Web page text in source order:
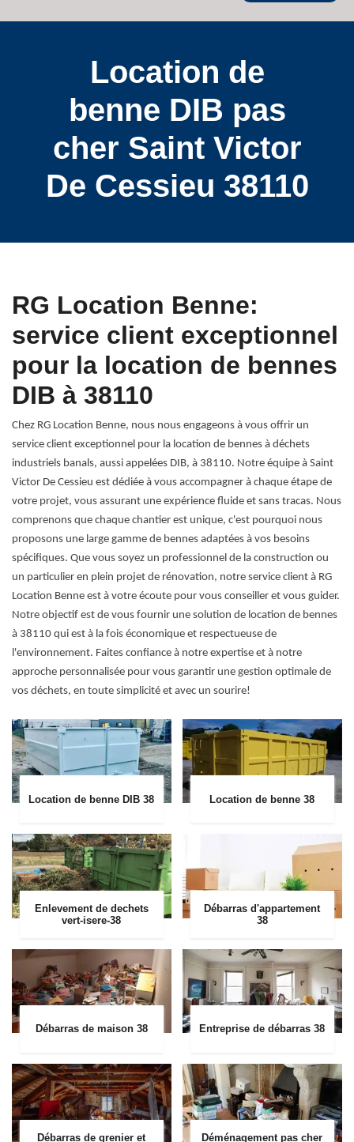
Location de
benne DIB pas
cher Saint Victor
De Cessieu 38110
RG Location Benne:
service client exceptionnel
pour la location de bennes
DIB à 38110
Chez RG Location Benne, nous nous engageons à vous offrir un
service client exceptionnel pour la location de bennes à déchets
industriels banals, aussi appelées DIB, à 38110. Notre équipe à Saint
Victor De Cessieu est dédiée à vous accompagner à chaque étape de
votre projet, vous assurant une expérience fluide et sans tracas. Nous
comprenons que chaque chantier est unique, c'est pourquoi nous
proposons une large gamme de bennes adaptées à vos besoins
spécifiques. Que vous soyez un professionnel de la construction ou
un particulier en plein projet de rénovation, notre service client à RG
Location Benne est à votre écoute pour vous conseiller et vous guider.
Notre objectif est de vous fournir une solution de location de bennes
à 38110 qui est à la fois économique et respectueuse de
l'environnement. Faites confiance à notre expertise et à notre
approche personnalisée pour vous garantir une gestion optimale de
vos déchets, en toute simplicité et avec un sourire!
Location de benne DIB 38 Location de benne 38
Enlevement de dechets
vert-isere-38
Débarras d'appartement
38
Débarras de maison 38 Entreprise de débarras 38
Débarras de grenier et Déménagement pas cher